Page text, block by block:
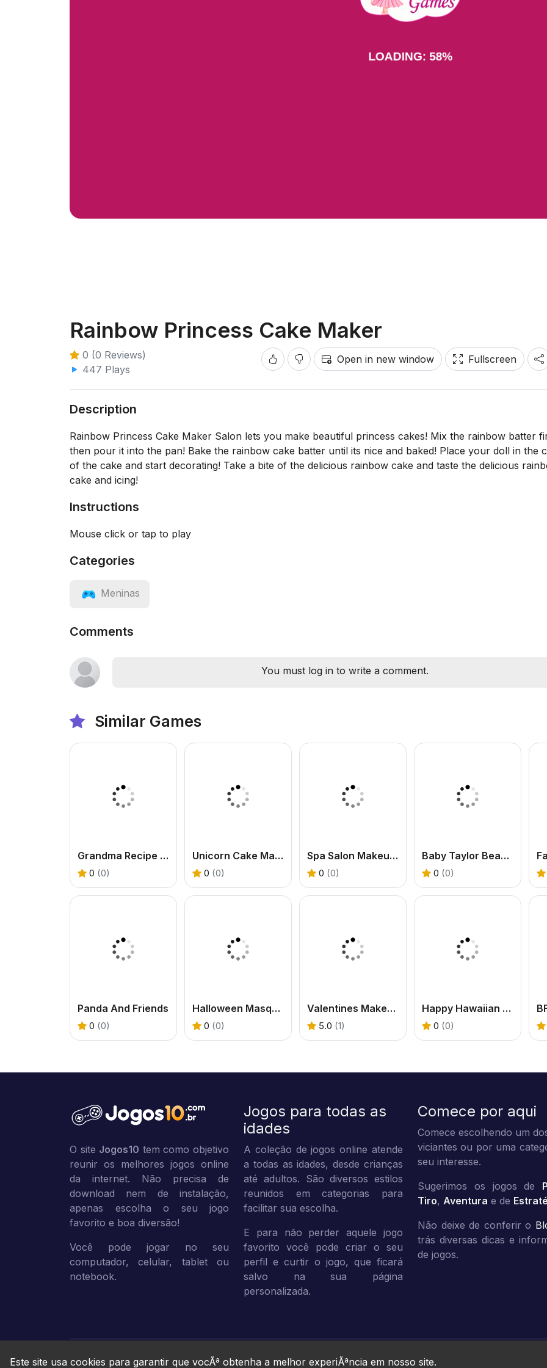
Rainbow Princess Cake Maker
0 (0 Reviews)
447 Plays
Open in new window Fullscreen
Description
Rainbow Princess Cake Maker Salon lets you make beautiful princess cakes! Mix the rainbow batter
then pour it into the pan! Bake the rainbow cake batter until its nice and baked! Place your doll in the
of the cake and start decorating! Take a bite of the delicious rainbow cake and taste the delicious
cake and icing!
Instructions
Mouse click or tap to play
Categories
Meninas
Comments
You must log in to write a comment.
Similar Games
Grandma Recipe Nigiri Sushi
0 (0)
Unicorn Cake Maker
0 (0)
Spa Salon Makeup Artist
0 (0)
Baby Taylor Beach Trip
0 (0)
Panda And Friends
0 (0)
Halloween Masquerade Party
0 (0)
Valentines Makeup Trends
5.0 (1)
Happy Hawaiian Holiday
0 (0)
O site Jogos10 tem como objetivo
reunir os melhores jogos online
da internet. Não precisa de
download nem de instalação,
apenas escolha o seu jogo
favorito e boa diversão!
Você pode jogar no seu
computador, celular, tablet ou
notebook.
Jogos para todas as
idades
A coleção de jogos online atende
a todas as idades, desde crianças
até adultos. São diversos estilos
reunidos em categorias para
facilitar sua escolha.
E para não perder aquele jogo
favorito você pode criar o seu
perfil e curtir o jogo, que ficará
salvo na sua página
personalizada.
Comece por aqui
Comece escolhendo um
viciantes ou por uma
seu interesse.
Sugerimos os jogos de
Tiro, Aventura e de
Não deixe de conferir o
trás diversas dicas e
de jogos.
Jogos10 © 2026. All rights reserved.
Este site usa cookies para garantir que vocÃª obtenha a melhor experiÃªncia em nosso site.